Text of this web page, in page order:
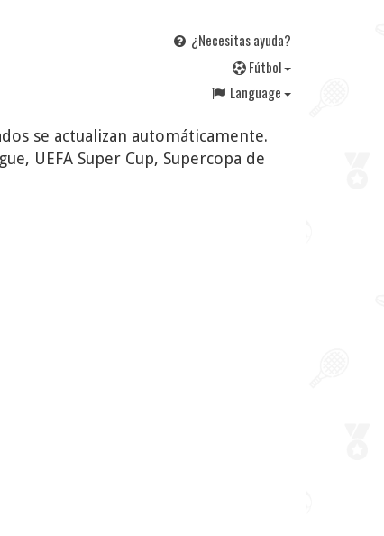
¿Necesitas ayuda?
Fútbol
Language
se actualizan automáticamente.
UEFA Super Cup, Supercopa de